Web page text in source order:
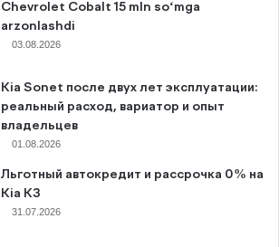
Chevrolet Cobalt 15 mln so‘mga
arzonlashdi
03.08.2026
Kia Sonet после двух лет эксплуатации:
реальный расход, вариатор и опыт
владельцев
01.08.2026
Льготный автокредит и рассрочка 0% на
Kia K3
31.07.2026